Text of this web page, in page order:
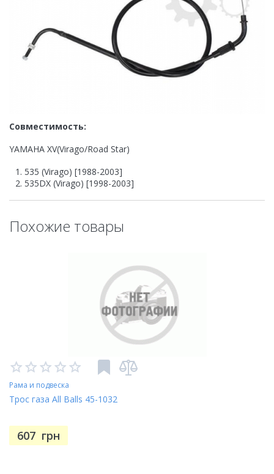
Совместимость:
YAMAHA XV(Virago/Road Star)
535 (Virago) [1988-2003]
535DX (Virago) [1998-2003]
Похожие товары
Рама и подвеска
Трос газа All Balls 45-1032
607 грн